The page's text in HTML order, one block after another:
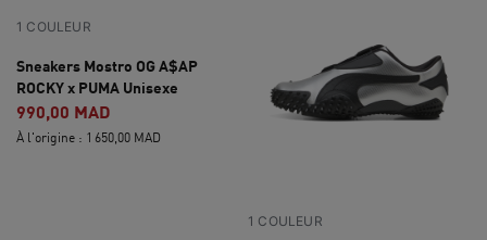
1 COULEUR
Sneakers Mostro OG A$AP
ROCKY x PUMA Unisexe
990,00 MAD
À l'origine : 1 650,00 MAD
1 COULEUR